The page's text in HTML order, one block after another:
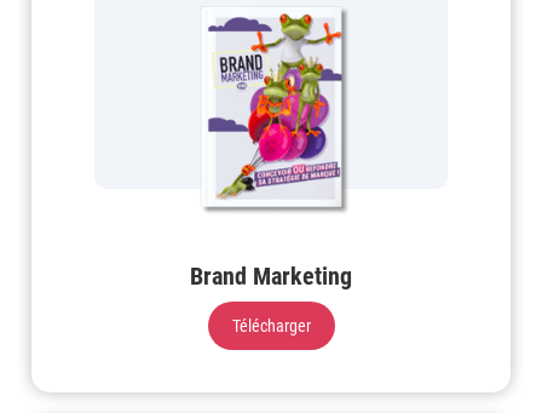
Brand Marketing
Télécharger